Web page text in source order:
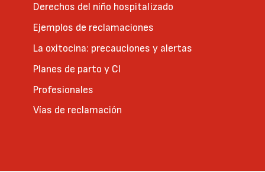
Derechos del niño hospitalizado
Ejemplos de reclamaciones
La oxitocina: precauciones y alertas
Planes de parto y CI
Profesionales
Vías de reclamación